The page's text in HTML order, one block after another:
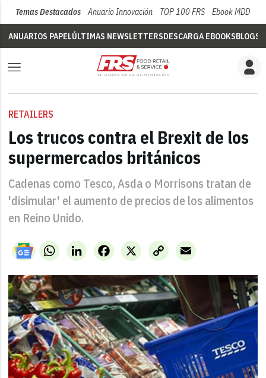
Temas Destacados Anuario Innovación TOP 100 FRS Ebook MDD
ANUARIOS PAPELÚLTIMAS NEWSLETTERSDESCARGA EBOOKSBLOGS
RETAILERS
Los trucos contra el Brexit de los
supermercados británicos
Cadenas como Tesco, Asda o Morrisons tratan de
'disimular' el aumento de precios de los alimentos
en Reino Unido.
WhatsAppLinkedIn X
Facebook
Copy
Link
Email